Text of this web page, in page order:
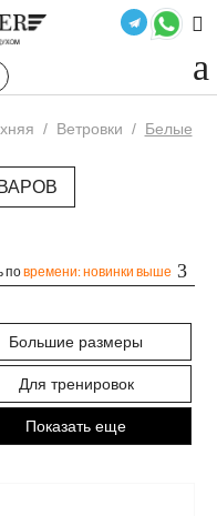
/ Ветровки / Белые
повремени: новинки выше
Большие размеры
Для тренировок
Показать еще